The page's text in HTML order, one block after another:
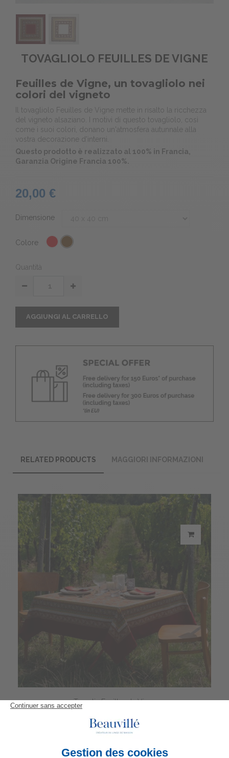
TOVAGLIOLO FEUILLES DE VIGNE
Feuilles de Vigne, un tovagliolo nei
colori del vigneto
Il tovagliolo Feuilles de Vigne mette in risalto la ricchezza
del vigneto alsaziano. I motivi di questo tovagliolo, così
come i suoi colori, donano un'atmosfera autunnale alla
vostra decorazione d'interni.
Questo prodotto è realizzato al 100% in Francia,
Garanzia Origine Francia 100%.
20,00 €
Dimensione
Colore
Quantità
AGGIUNGI AL CARRELLO
RELATED PRODUCTS MAGGIORI INFORMAZIONI
Tovaglia Feuilles de Vigne